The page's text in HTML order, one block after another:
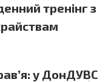
тренінг з
у ДонДУВС